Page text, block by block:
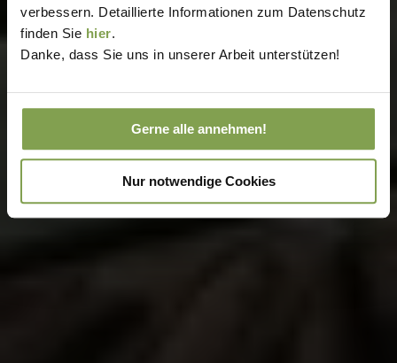
verbessern. Detaillierte Informationen zum Datenschutz
finden Sie hier.
Danke, dass Sie uns in unserer Arbeit unterstützen!
Gerne alle annehmen!
Nur notwendige Cookies